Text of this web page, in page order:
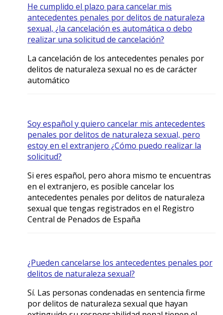
He cumplido el plazo para cancelar mis
antecedentes penales por delitos de naturaleza
sexual, ¿la cancelación es automática o debo
realizar una solicitud de cancelación?
La cancelación de los antecedentes penales por
delitos de naturaleza sexual no es de carácter
automático
Soy español y quiero cancelar mis antecedentes
penales por delitos de naturaleza sexual, pero
estoy en el extranjero ¿Cómo puedo realizar la
solicitud?
Si eres español, pero ahora mismo te encuentras
en el extranjero, es posible cancelar los
antecedentes penales por delitos de naturaleza
sexual que tengas registrados en el Registro
Central de Penados de España
¿Pueden cancelarse los antecedentes penales por
delitos de naturaleza sexual?
Sí. Las personas condenadas en sentencia firme
por delitos de naturaleza sexual que hayan